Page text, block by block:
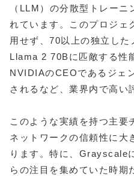
（LLM）の分散型トレー
れています。このプロジェ
用せず、70以上の独立し
Llama 2 70Bに匹敵する性
NVIDIAのCEOであるジェ
されるなど、業界内で高い
このような実績を持つ主
ネットワークの信頼性に大
ります。特に、Grayscale
らの注目を集めていた時期